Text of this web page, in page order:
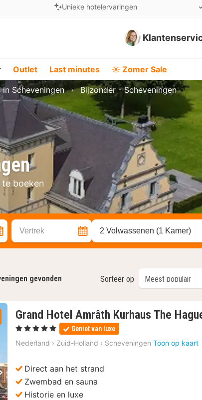
Unieke hotelervaringen
Outlet Last minutes ☀️ Zomer Sale
boeken
in Scheveningen Bijzonder - Scheveningen
Vertrek 2 Volwassenen (1 Kamer)
gevonden Sorteer op
foto
Grand Hotel Amrâth Kurhaus The
, 5 Sterren Geniet van luxe
Nederland › Zuid-Holland › Scheveningen Toon op kaart
Direct aan het strand
Zwembad en sauna
Historie en luxe